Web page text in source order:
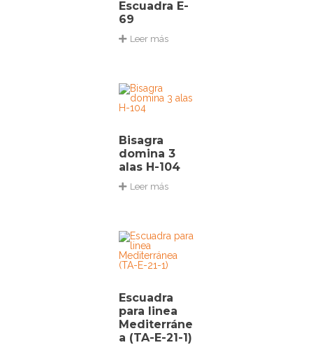
Escuadra E-
69
Leer más
Bisagra
domina 3
alas H-104
Leer más
Escuadra
para linea
Mediterráne
a (TA-E-21-1)